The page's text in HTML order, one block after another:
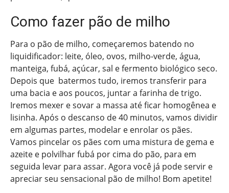
Como fazer pão de milho
Para o pão de milho, começaremos batendo no
liquidificador: leite, óleo, ovos, milho-verde, água,
manteiga, fubá, açúcar, sal e fermento biológico seco.
Depois que batermos tudo, iremos transferir para
uma bacia e aos poucos, juntar a farinha de trigo.
Iremos mexer e sovar a massa até ficar homogênea e
lisinha. Após o descanso de 40 minutos, vamos dividir
em algumas partes, modelar e enrolar os pães.
Vamos pincelar os pães com uma mistura de gema e
azeite e polvilhar fubá por cima do pão, para em
seguida levar para assar. Agora você já pode servir e
apreciar seu sensacional pão de milho! Bom apetite!